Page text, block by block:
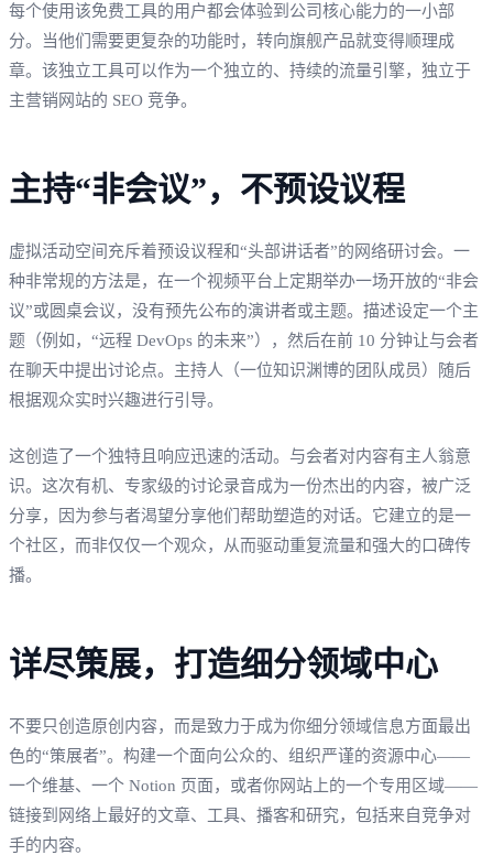
每个使用该免费工具的用户都会体验到公司核心能力的一小部
分。当他们需要更复杂的功能时，转向旗舰产品就变得顺理成
章。该独立工具可以作为一个独立的、持续的流量引擎，独立于
主营销网站的 SEO 竞争。
主持“非会议”，不预设议程
虚拟活动空间充斥着预设议程和“头部讲话者”的网络研讨会。一
种非常规的方法是，在一个视频平台上定期举办一场开放的“非会
议”或圆桌会议，没有预先公布的演讲者或主题。描述设定一个主
题（例如，“远程 DevOps 的未来”），然后在前 10 分钟让与会者
在聊天中提出讨论点。主持人（一位知识渊博的团队成员）随后
根据观众实时兴趣进行引导。
这创造了一个独特且响应迅速的活动。与会者对内容有主人翁意
识。这次有机、专家级的讨论录音成为一份杰出的内容，被广泛
分享，因为参与者渴望分享他们帮助塑造的对话。它建立的是一
个社区，而非仅仅一个观众，从而驱动重复流量和强大的口碑传
播。
详尽策展，打造细分领域中心
不要只创造原创内容，而是致力于成为你细分领域信息方面最出
色的“策展者”。构建一个面向公众的、组织严谨的资源中心——
一个维基、一个 Notion 页面，或者你网站上的一个专用区域——
链接到网络上最好的文章、工具、播客和研究，包括来自竞争对
手的内容。